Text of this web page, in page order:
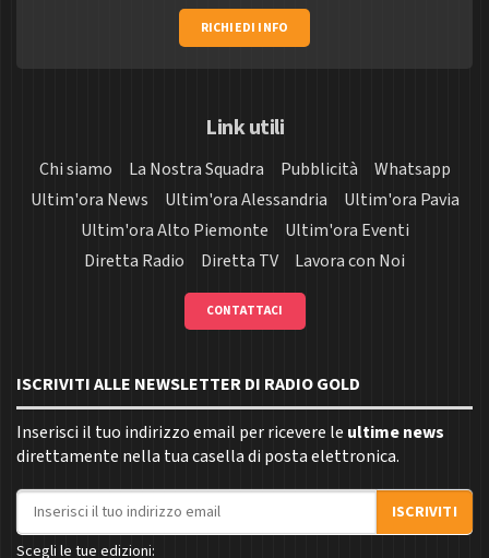
RICHIEDI INFO
Link utili
Chi siamo La Nostra Squadra Pubblicità
Whatsapp
Ultim'ora News
Ultim'ora Alessandria
Ultim'ora Pavia
Ultim'ora Alto Piemonte
Ultim'ora Eventi
Diretta Radio
Diretta TV Lavora con Noi
CONTATTACI
ISCRIVITI ALLE NEWSLETTER DI RADIO GOLD
Inserisci il tuo indirizzo email per ricevere le ultime news
direttamente nella tua casella di posta elettronica.
Indirizzo email
ISCRIVITI
Scegli le tue edizioni: